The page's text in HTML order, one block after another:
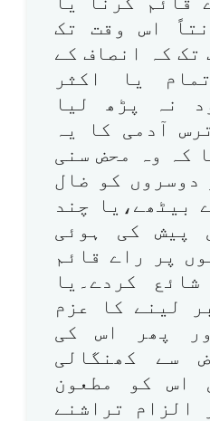
اس وقت تک
تک کہ انصاف کے
یا اکثر
نہ پڑھ لیا
آدمی کا یہ
کہ وہ محض سنی
دوسروں کو ضال
بیٹھے،یا چند
پیش کی ہوئی
پر راے قائم
کردے۔یا
لینے کا عزم
پھر اس کی
سے کھنگالی
اس کو مطعون
الزام تراشنے